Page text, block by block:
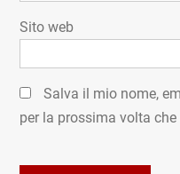
Sito web
Salva il mio nome,
per la prossima volta